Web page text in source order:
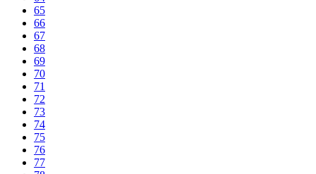
65
66
67
68
69
70
71
72
73
74
75
76
77